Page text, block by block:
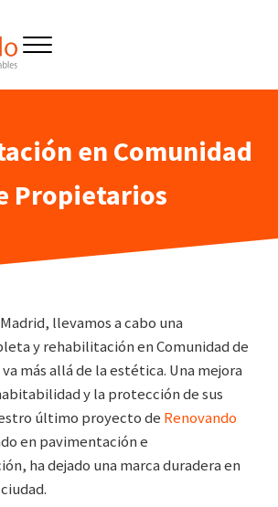
entornos
Menu
en Comunidad
Propietarios
llevamos a cabo una
y rehabilitación en Comunidad de
más allá de la estética. Una mejora
y la protección de sus
último proyecto de Renovando
en pavimentación e
ha dejado una marca duradera en